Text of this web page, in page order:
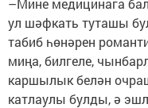
–Мине медицинага
ул шәфкать туташы
табиб һөнәрен
миңа, билгеле,
каршылык белән
катлаулы булды, ә